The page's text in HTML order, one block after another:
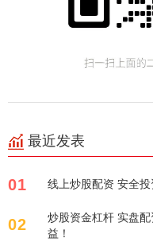
最近发表
01 线上炒股配资 安全
02
炒股资金杠杆 实盘
益！